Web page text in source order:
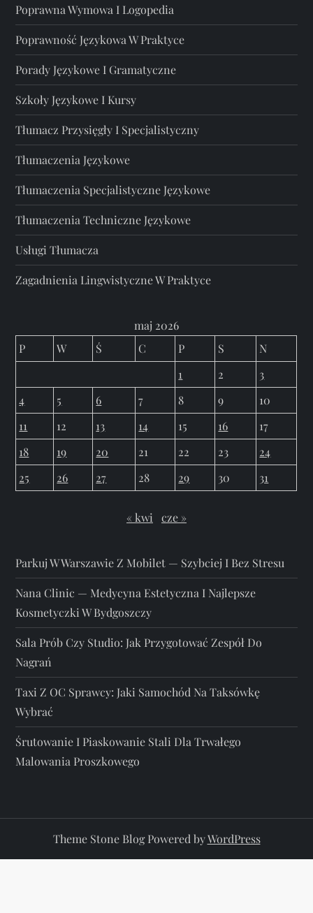
Poprawna Wymowa I Logopedia
Poprawność Językowa W Praktyce
Porady Językowe I Gramatyczne
Szkoły Językowe I Kursy
Tłumacz Przysięgły I Specjalistyczny
Tłumaczenia Językowe
Tłumaczenia Specjalistyczne Językowe
Tłumaczenia Techniczne Językowe
Usługi Tłumacza
Zagadnienia Lingwistyczne W Praktyce
maj 2026
P
W Ś C P S
N
1
2
3
4
5 6 7 8 9
10
11
12 13 14 15 16
17
18
19 20 21 22 23
24
25
26 27 28 29 30 31
« kwi cze »
Parkuj W Warszawie Z Mobilet — Szybciej I Bez Stresu
Nana Clinic — Medycyna Estetyczna I Najlepsze
Kosmetyczki W Bydgoszczy
Sala Prób Czy Studio: Jak Przygotować Zespół Do
Nagrań
Taxi Z OC Sprawcy: Jaki Samochód Na Taksówkę
Wybrać
Śrutowanie I Piaskowanie Stali Dla Trwałego
Malowania Proszkowego
Theme Stone Blog Powered byWordPress